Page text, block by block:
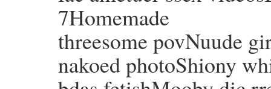
7Homemade
threesome povNuude
nakoed photoShiony